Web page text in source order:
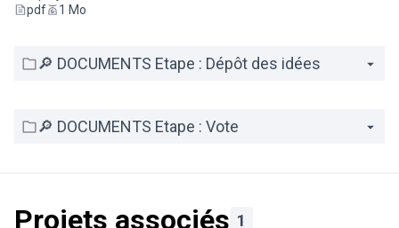
pdf
1 Mo
🔎 DOCUMENTS Etape : Dépôt des idées
🔎 DOCUMENTS Etape : Vote
Projets associés 1